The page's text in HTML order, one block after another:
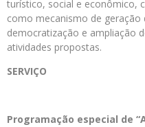
turístico, social e econômico,
como mecanismo de
democratização e ampliação
atividades propostas.
SERVIÇO
Programação especial de